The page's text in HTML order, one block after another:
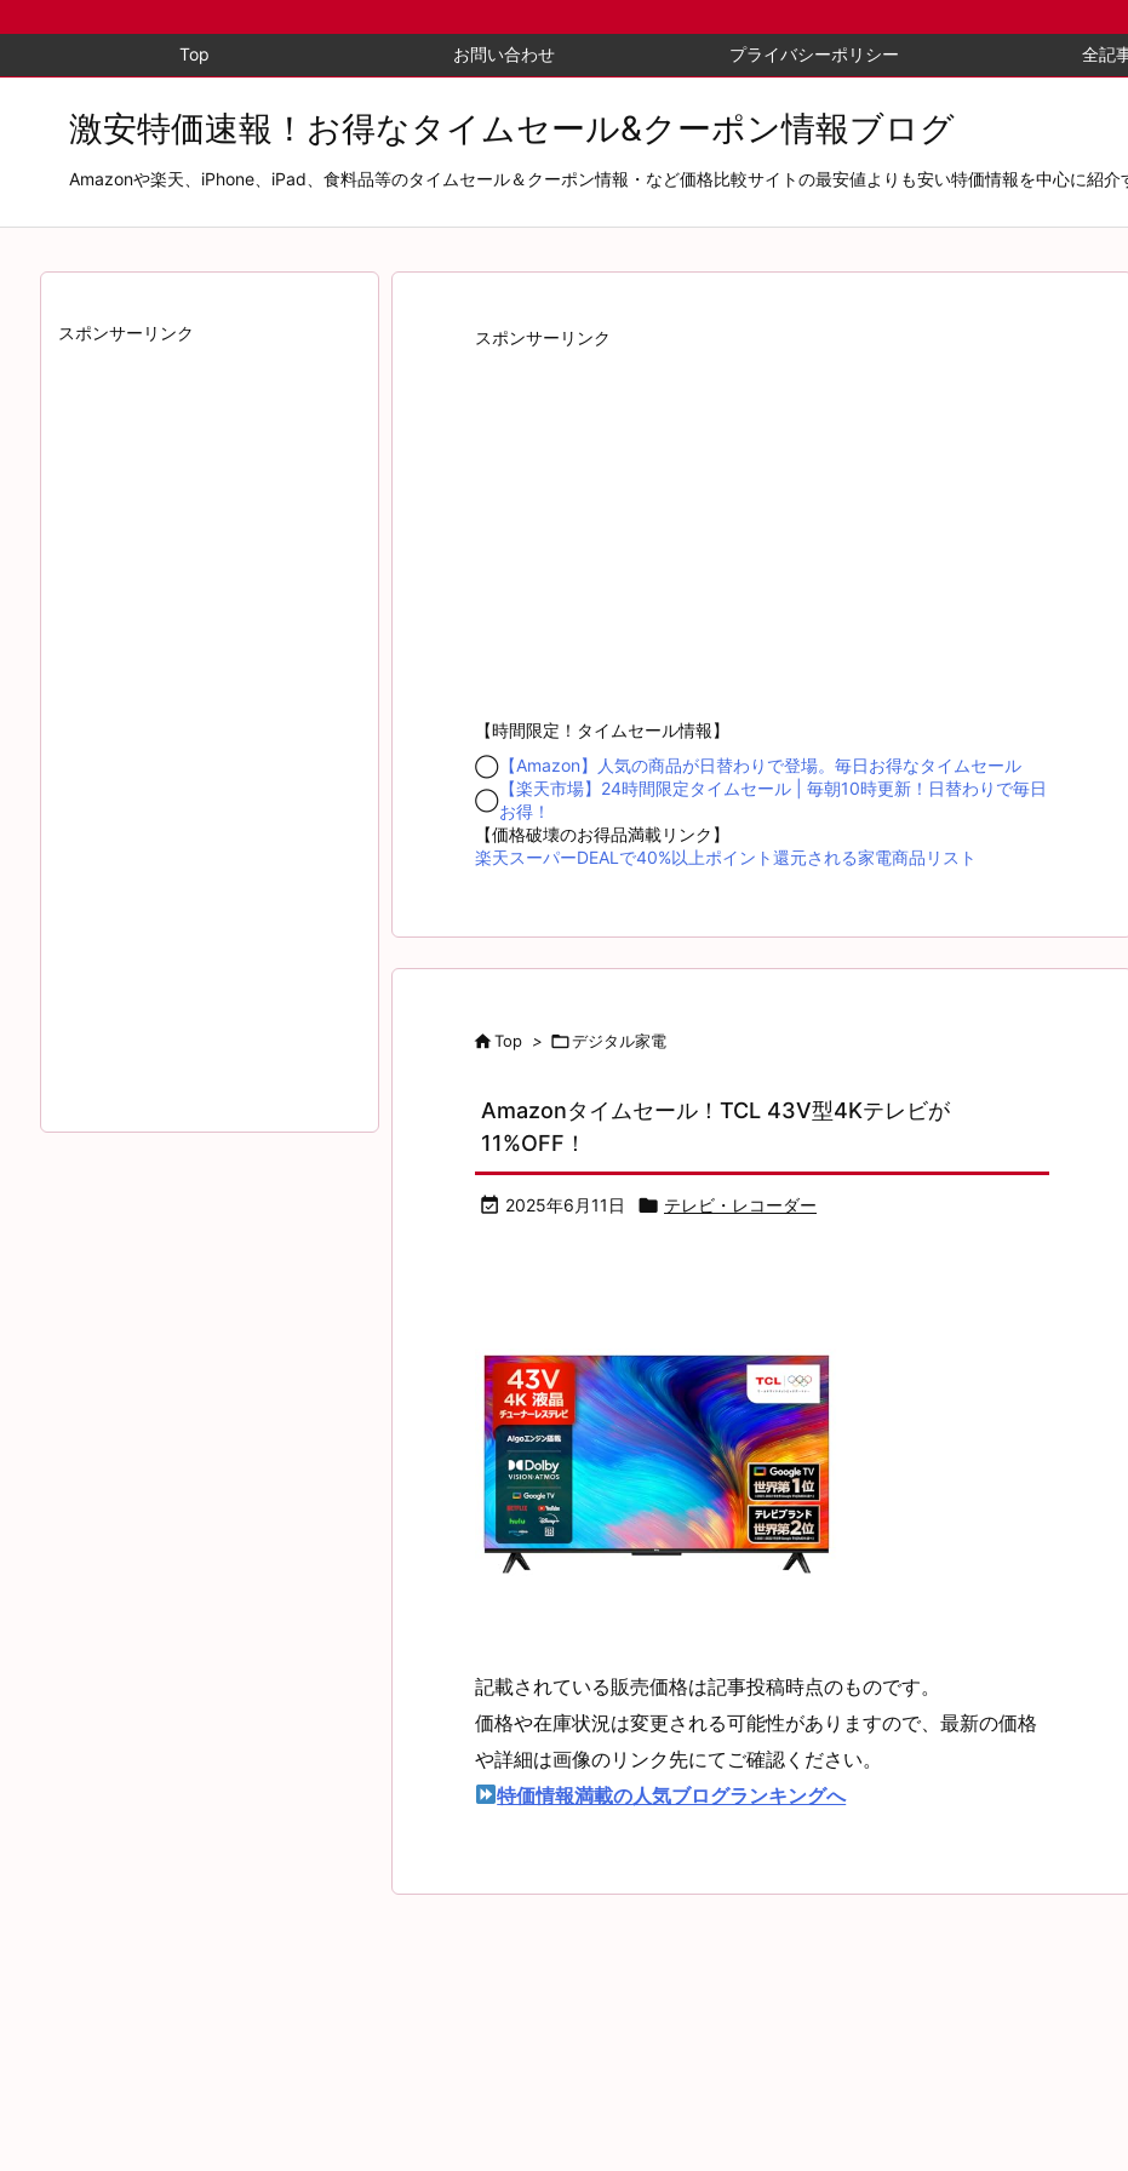
Top お問い合わせ プライバシーポリシー 全記
激安特価速報！お得なタイムセール&クーポン情報ブログ
Amazonや楽天、iPhone、iPad、食料品等のタイムセール＆クーポン情報・など価格比較サイトの最安値よりも安い特価情報を中心に紹介
スポンサーリンク
【時間限定！タイムセール情報】
◯ 【Amazon】人気の商品が日替わりで登場。毎日お得なタイムセール
◯
【楽天市場】24時間限定タイムセール | 毎朝10時更新！日替わりで毎日
お得！
【価格破壊のお得品満載リンク】
楽天スーパーDEALで40%以上ポイント還元される家電商品リスト
Top > デジタル家電
Amazonタイムセール！TCL 43V型4Kテレビが
11%OFF！
 2025年6月11日  テレビ・レコーダー
記載されている販売価格は記事投稿時点のものです。
価格や在庫状況は変更される可能性がありますので、最新の価格
や詳細は画像のリンク先にてご確認ください。
特価情報満載の人気ブログランキングへ
スポンサーリンク